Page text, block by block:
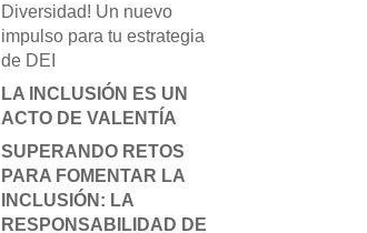
Diversidad! Un nuevo
impulso para tu estrategia
de DEI
LA INCLUSIÓN ES UN
ACTO DE VALENTÍA
SUPERANDO RETOS
PARA FOMENTAR LA
INCLUSIÓN: LA
RESPONSABILIDAD DE